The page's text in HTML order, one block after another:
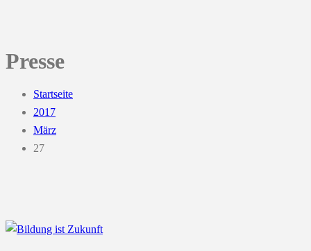
Presse
Startseite
2017
März
27